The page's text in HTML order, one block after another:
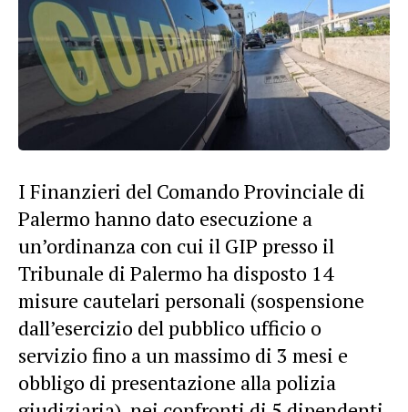
I Finanzieri del Comando Provinciale di
Palermo hanno dato esecuzione a
un’ordinanza con cui il GIP presso il
Tribunale di Palermo ha disposto 14
misure cautelari personali (sospensione
dall’esercizio del pubblico ufficio o
servizio fino a un massimo di 3 mesi e
obbligo di presentazione alla polizia